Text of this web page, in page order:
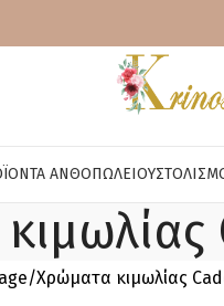
ΑΝΘΟΠΩΛΕΊΟΥ
Χρώματα κιμωλίας